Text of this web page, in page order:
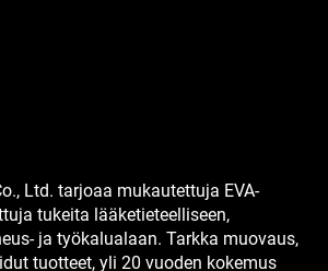
Ltd. tarjoaa mukautettuja EVA-
tukeita lääketieteelliseen,
ja työkalualaan. Tarkka muovaus,
tuotteet, yli 20 vuoden kokemus